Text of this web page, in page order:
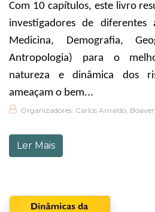
Com 10 capítulos, este livro
investigadores de diferentes
Medicina, Demografia,
Antropologia) para o
natureza e dinâmica dos
ameaçam o bem...
Organizadores: Carlos Arnaldo,
Ler Mais